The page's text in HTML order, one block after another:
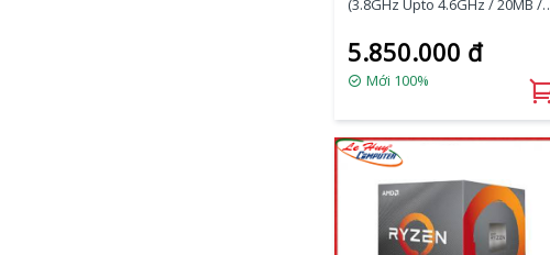
Socket AM4)
5.850.000 đ
Mới 100%